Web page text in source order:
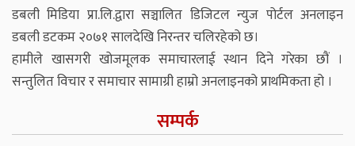
डबली मिडिया प्रा.लि.द्वारा सञ्चालित डिजिटल न्युज पोर्टल अनलाइन
डबली डटकम २०७१ सालदेखि निरन्तर चलिरहेको छ।
हामीले खासगरी खोजमूलक समाचारलाई स्थान दिने गरेका छौं ।
सन्तुलित विचार र समाचार सामाग्री हाम्रो अनलाइनको प्राथमिकता हो ।
सम्पर्क